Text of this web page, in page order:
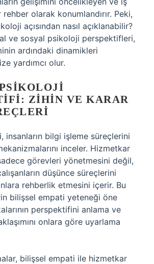
olarak konumlandırır. Peki,
açısından nasıl açıklanabilir?
ve sosyal psikoloji perspektifleri,
ardındaki dinamikleri
yardımcı olur.
ZIHIN VE KARAR
insanların bilgi işleme süreçlerini
inceler. Hizmetkar
görevleri yönetmesini değil,
düşünce süreçlerini
rehberlik etmesini içerir. Bu
bilişsel empati yeteneği öne
perspektifini anlama ve
onlara göre uyarlama
bilişsel empati ile hizmetkar